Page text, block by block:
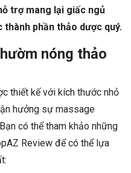
trợ mang lại giấc ngủ
phần thảo dược quý.
nóng thảo
thiết kế với kích thước nhỏ
hưởng sự massage
có thể tham khảo những
Review để có thể lựa